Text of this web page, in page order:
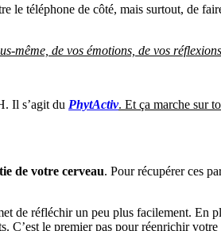
le téléphone de côté, mais surtout, de
même, de vos émotions, de vos
Il s’agit du PhytActiv. Et ça marche sur
de votre cerveau. Pour récupérer ces
de réfléchir un peu plus facilement. En
C’est le premier pas pour réenrichir